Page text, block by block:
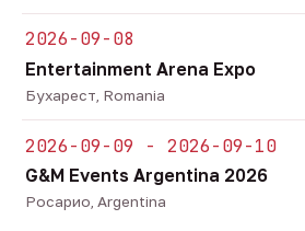
2026-09-08
Entertainment Arena Expo
Бухарест, Romania
2026-09-09 - 2026-09-10
G&M Events Argentina 2026
Росарио, Argentina